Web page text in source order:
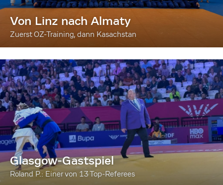
Von Linz nach Almaty
Zuerst OZ-Training, dann Kasachstan
Glasgow-Gastspiel
Roland P.: Einer von 13 Top-Referees